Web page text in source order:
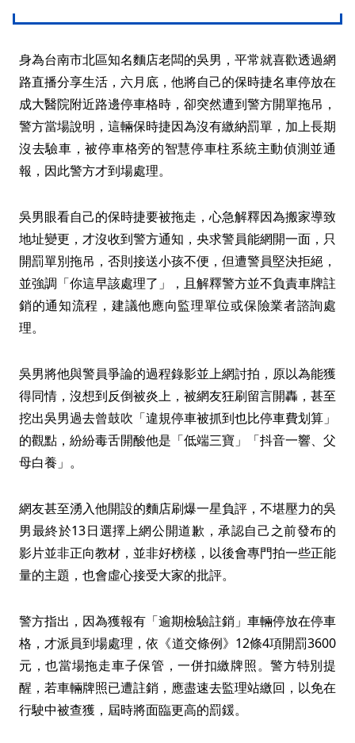
身為台南市北區知名麵店老闆的吳男，平常就喜歡透過網
路直播分享生活，六月底，他將自己的保時捷名車停放在
成大醫院附近路邊停車格時，卻突然遭到警方開單拖吊，
警方當場說明，這輛保時捷因為沒有繳納罰單，加上長期
沒去驗車，被停車格旁的智慧停車柱系統主動偵測並通
報，因此警方才到場處理。
吳男眼看自己的保時捷要被拖走，心急解釋因為搬家導致
地址變更，才沒收到警方通知，央求警員能網開一面，只
開罰單別拖吊，否則接送小孩不便，但遭警員堅決拒絕，
並強調「你這早該處理了」，且解釋警方並不負責車牌註
銷的通知流程，建議他應向監理單位或保險業者諮詢處
理。
吳男將他與警員爭論的過程錄影並上網討拍，原以為能獲
得同情，沒想到反倒被炎上，被網友狂刷留言開轟，甚至
挖出吳男過去曾鼓吹「違規停車被抓到也比停車費划算」
的觀點，紛紛毒舌開酸他是「低端三寶」「抖音一響、父
母白養」。
網友甚至湧入他開設的麵店刷爆一星負評，不堪壓力的吳
男最終於13日選擇上網公開道歉，承認自己之前發布的
影片並非正向教材，並非好榜樣，以後會專門拍一些正能
量的主題，也會虛心接受大家的批評。
警方指出，因為獲報有「逾期檢驗註銷」車輛停放在停車
格，才派員到場處理，依《道交條例》12條4項開罰3600
元，也當場拖走車子保管，一併扣繳牌照。警方特別提
醒，若車輛牌照已遭註銷，應盡速去監理站繳回，以免在
行駛中被查獲，屆時將面臨更高的罰鍰。